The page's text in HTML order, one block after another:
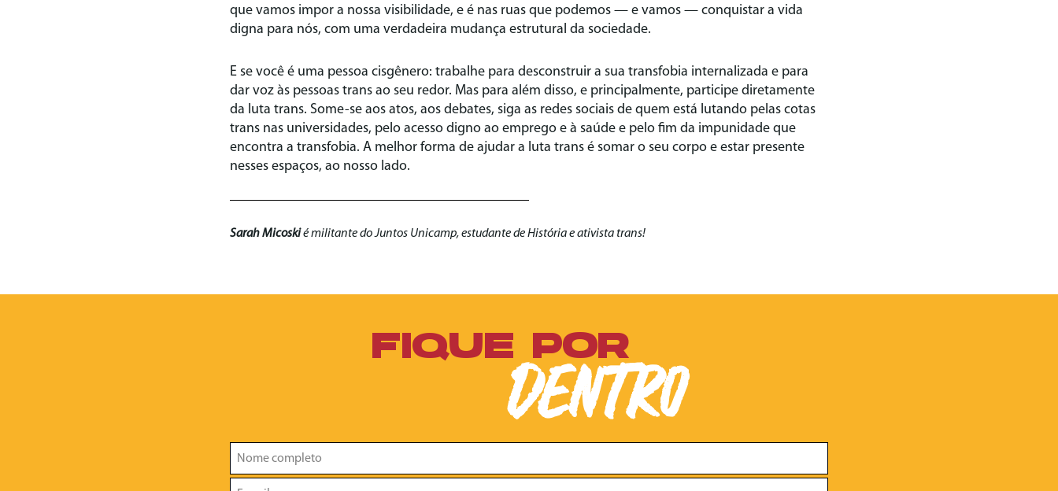
que vamos impor a nossa visibilidade, e é nas ruas que podemos — e vamos — conquistar a vida
digna para nós, com uma verdadeira mudança estrutural da sociedade.
E se você é uma pessoa cisgênero: trabalhe para desconstruir a sua transfobia internalizada e para
dar voz às pessoas trans ao seu redor. Mas para além disso, e principalmente, participe diretamente
da luta trans. Some-se aos atos, aos debates, siga as redes sociais de quem está lutando pelas cotas
trans nas universidades, pelo acesso digno ao emprego e à saúde e pelo fim da impunidade que
encontra a transfobia. A melhor forma de ajudar a luta trans é somar o seu corpo e estar presente
nesses espaços, ao nosso lado.
Sarah Micoskié militante do Juntos Unicamp, estudante de História e ativista trans!
FIQUE POR
DENTRO